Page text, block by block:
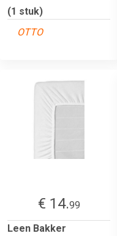
(1 stuk)
OTTO
€ 14.99
Leen Bakker